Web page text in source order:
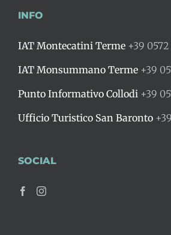
INFO
IAT Montecatini Terme +39
IAT Monsummano Terme +39
Punto Informativo Collodi +39
Ufficio Turistico San Baronto
SOCIAL